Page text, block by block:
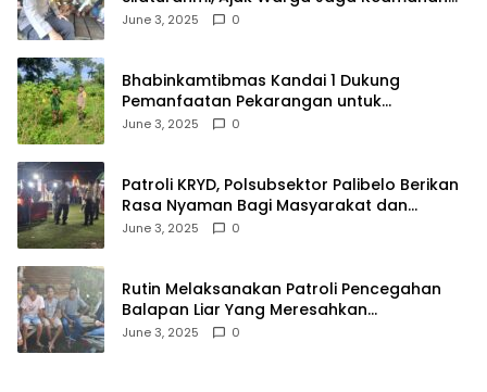
Lingkungan
June 3, 2025 0
Bhabinkamtibmas Kandai 1 Dukung
Pemanfaatan Pekarangan untuk
Ketahanan Pangan Menuju Indonesia Emas
June 3, 2025 0
Patroli KRYD, Polsubsektor Palibelo Berikan
Rasa Nyaman Bagi Masyarakat dan
Antisipasi Aksi Menjurus Premanisme
June 3, 2025 0
Rutin Melaksanakan Patroli Pencegahan
Balapan Liar Yang Meresahkan
Masyarakat, Polsek Soromandi
June 3, 2025 0